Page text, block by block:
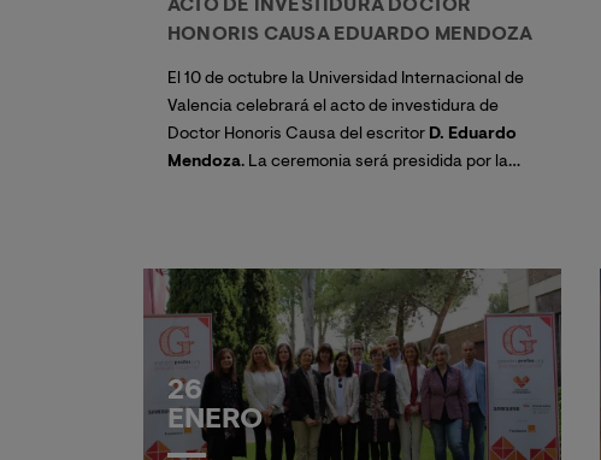
ACTO DE INVESTIDURA DOCTOR
HONORIS CAUSA EDUARDO MENDOZA
El 10 de octubre la Universidad Internacional de
Valencia celebrará el acto de investidura de
Doctor Honoris Causa del escritor D. Eduardo
Mendoza. La ceremonia será presidida por la
Pere Gimferrer, quien ejercerá de padrino.
26
ENERO